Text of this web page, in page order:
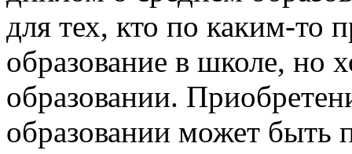
для тех, кто по каким-то
образование в школе, но
образовании.
образовании может быть